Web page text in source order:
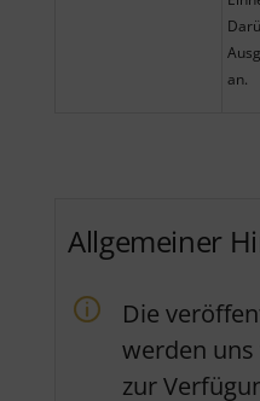
an.
Allgemeiner
Die
werden
zur